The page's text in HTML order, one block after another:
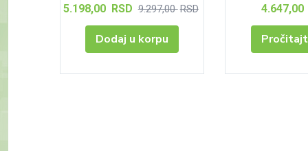
5.198,00 RSD Тренутна
је:
5.198,00 RSD.
9.297,00RSD
Оригинална
Dodaj u korpu
4.647,00